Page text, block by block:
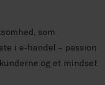
som
i e-handel – passion
og et mindset